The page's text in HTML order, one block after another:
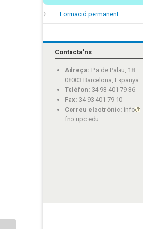
Formació permanent
Contacta'ns
Adreça: Pla de Palau, 18
08003 Barcelona, Espanya
Telèfon: 34 93 401 79 36
Fax: 34 93 401 79 10
Correu electrònic: info
fnb.upc.edu